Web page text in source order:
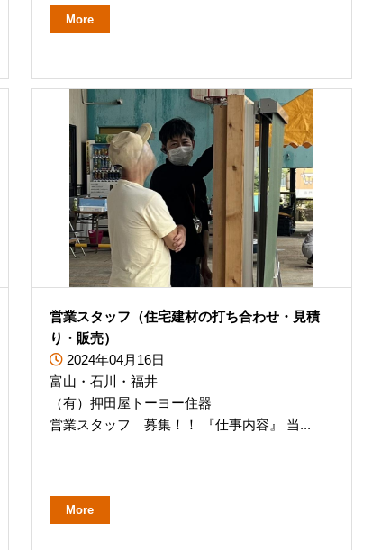
More
営業スタッフ（住宅建材の打ち合わせ・見積
り・販売）
2024年04月16日
富山・石川・福井
（有）押田屋トーヨー住器
営業スタッフ 募集！！ 『仕事内容』 当...
More